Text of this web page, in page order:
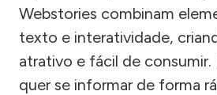
Webstories combinam
texto e interatividade,
atrativo e fácil de consumir.
quer se informar de forma